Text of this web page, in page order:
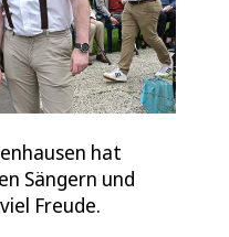
hat
Sängern und
Freude.